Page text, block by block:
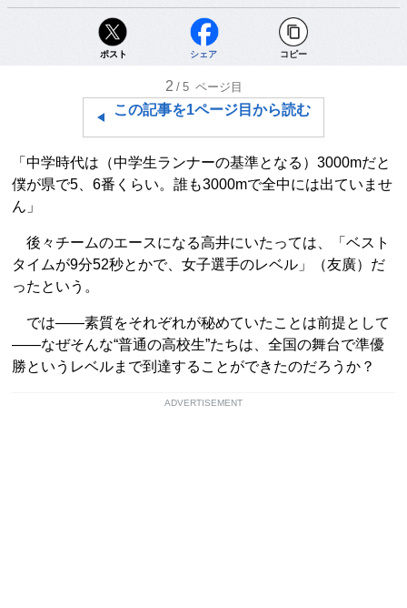
ポスト シェア コピー
2 /5 ページ目
この記事を1ページ目から読む
「中学時代は（中学生ランナーの基準となる）3000mだと
僕が県で5、6番くらい。誰も3000mで全中には出ていませ
ん」
後々チームのエースになる高井にいたっては、「ベスト
タイムが9分52秒とかで、女子選手のレベル」（友廣）だ
ったという。
では――素質をそれぞれが秘めていたことは前提として
――なぜそんな“普通の高校生”たちは、全国の舞台で準優
勝というレベルまで到達することができたのだろうか？
ADVERTISEMENT